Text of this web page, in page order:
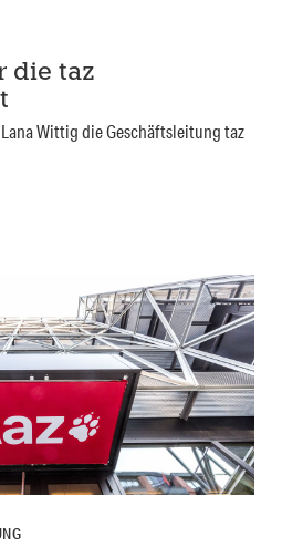
die taz
Wittig die Geschäftsleitung taz